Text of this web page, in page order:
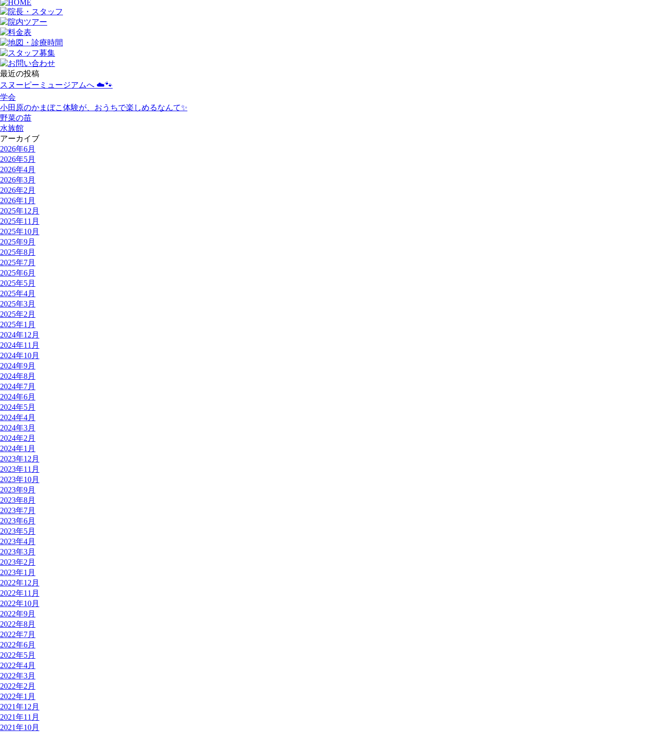
最近の投稿
スヌーピーミュージアムへ ☁️🐾
学会
小田原のかまぼこ体験が、おうちで楽しめるなんて✨
野菜の苗
水族館
アーカイブ
2026年6月
2026年5月
2026年4月
2026年3月
2026年2月
2026年1月
2025年12月
2025年11月
2025年10月
2025年9月
2025年8月
2025年7月
2025年6月
2025年5月
2025年4月
2025年3月
2025年2月
2025年1月
2024年12月
2024年11月
2024年10月
2024年9月
2024年8月
2024年7月
2024年6月
2024年5月
2024年4月
2024年3月
2024年2月
2024年1月
2023年12月
2023年11月
2023年10月
2023年9月
2023年8月
2023年7月
2023年6月
2023年5月
2023年4月
2023年3月
2023年2月
2023年1月
2022年12月
2022年11月
2022年10月
2022年9月
2022年8月
2022年7月
2022年6月
2022年5月
2022年4月
2022年3月
2022年2月
2022年1月
2021年12月
2021年11月
2021年10月